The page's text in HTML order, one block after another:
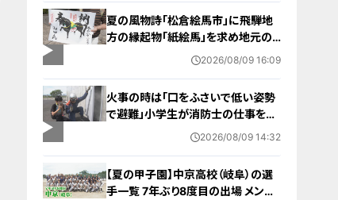
夏の風物詩「松倉絵馬市」に飛騨地
方の縁起物「紙絵馬」を求め地元の
人や観光客が訪れる 幸せが駆け込
2026/08/09 16:09
火事の時は「口をふさいで低い姿勢
で避難」小学生が消防士の仕事を体
2026/08/09 14:32
【夏の甲子園】中京高校（岐阜）の選
手一覧 7年ぶり8度目の出場 メンバ